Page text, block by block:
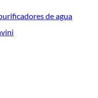
de agua